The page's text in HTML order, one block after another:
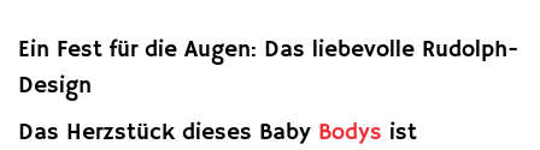
Ein Fest für die Augen: Das liebevolle Rudolph-
Design
Das Herzstück dieses Baby Bodys ist